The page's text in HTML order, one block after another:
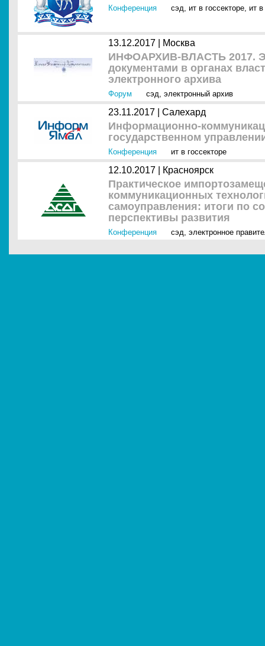
Конференция сэд, ит в госсекторе, ит в
13.12.2017 | Москва
ИНФОАРХИВ-ВЛАСТЬ 2017.
документами в органах
электронного архива
Форум сэд, электронный архив
23.11.2017 | Салехард
Информационно-
государственном
Конференция ит в госсекторе
12.10.2017 | Красноярск
Практическое
коммуникационных
самоуправления: итоги по
перспективы развития
Конференция сэд, электронное